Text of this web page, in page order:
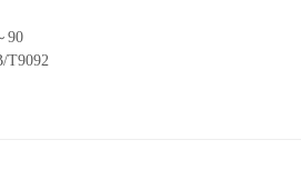
90
T9092